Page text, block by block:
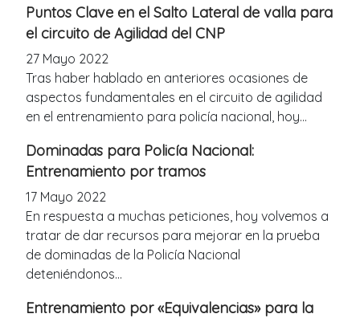
Puntos Clave en el Salto Lateral de valla para
el circuito de Agilidad del CNP
27 Mayo 2022
Tras haber hablado en anteriores ocasiones de
aspectos fundamentales en el circuito de agilidad
en el entrenamiento para policía nacional, hoy...
Dominadas para Policía Nacional:
Entrenamiento por tramos
17 Mayo 2022
En respuesta a muchas peticiones, hoy volvemos a
tratar de dar recursos para mejorar en la prueba
de dominadas de la Policía Nacional
deteniéndonos...
Entrenamiento por «Equivalencias» para la